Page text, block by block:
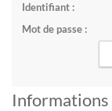
Identifiant :
Mot de passe :
Informations